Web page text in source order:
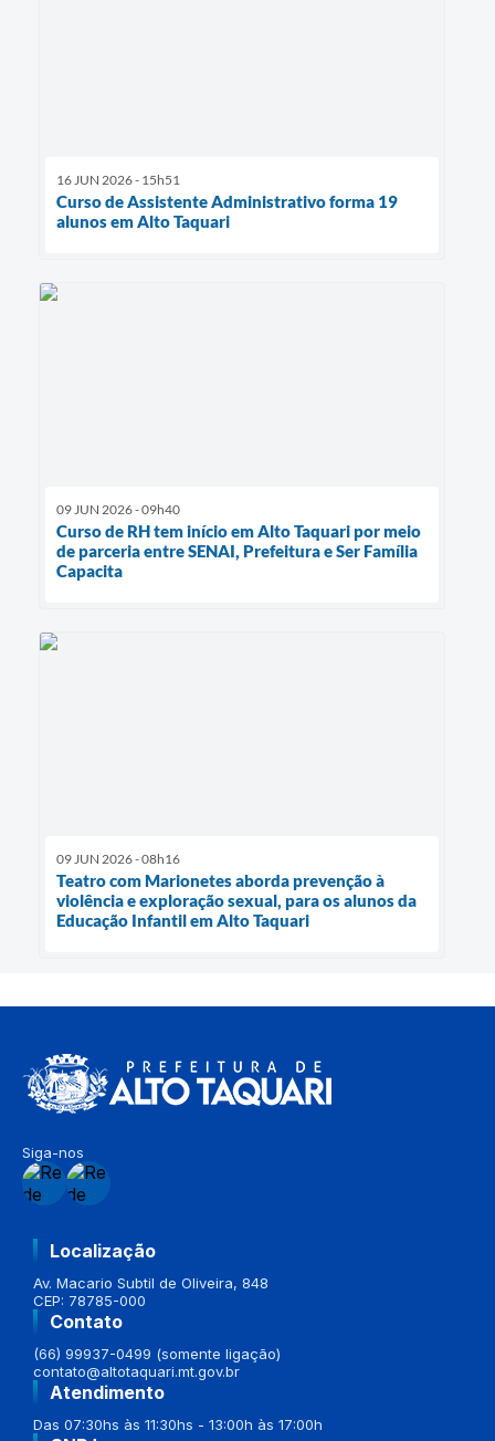
16 JUN 2026 - 15h51
Curso de Assistente Administrativo forma 19
alunos em Alto Taquari
09 JUN 2026 - 09h40
Curso de RH tem início em Alto Taquari por meio
de parceria entre SENAI, Prefeitura e Ser Família
Capacita
09 JUN 2026 - 08h16
Teatro com Marionetes aborda prevenção à
violência e exploração sexual, para os alunos da
Educação Infantil em Alto Taquari
Siga-nos
Localização
Av. Macario Subtil de Oliveira, 848
CEP: 78785-000
Contato
(66) 99937-0499 (somente ligação)
contato@altotaquari.mt.gov.br
Atendimento
Das 07:30hs às 11:30hs - 13:00h às 17:00h